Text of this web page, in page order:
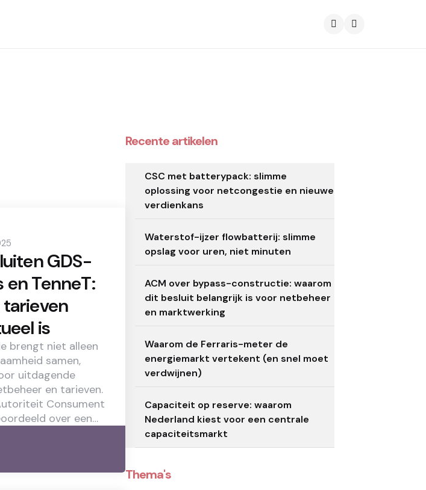
GDS-
TenneT:
is
brengt niet alleen
samen,
uitdagende
en tarieven.
Consument
over een…
Recente artikelen
CSC met batterypack: slimme
oplossing voor netcongestie en nieuwe
verdienkans
Waterstof-ijzer flowbatterij: slimme
opslag voor uren, niet minuten
ACM over bypass-constructie: waarom
dit besluit belangrijk is voor netbeheer
en marktwerking
Waarom de Ferraris-meter de
energiemarkt vertekent (en snel moet
verdwijnen)
Capaciteit op reserve: waarom
Nederland kiest voor een centrale
capaciteitsmarkt
Thema's